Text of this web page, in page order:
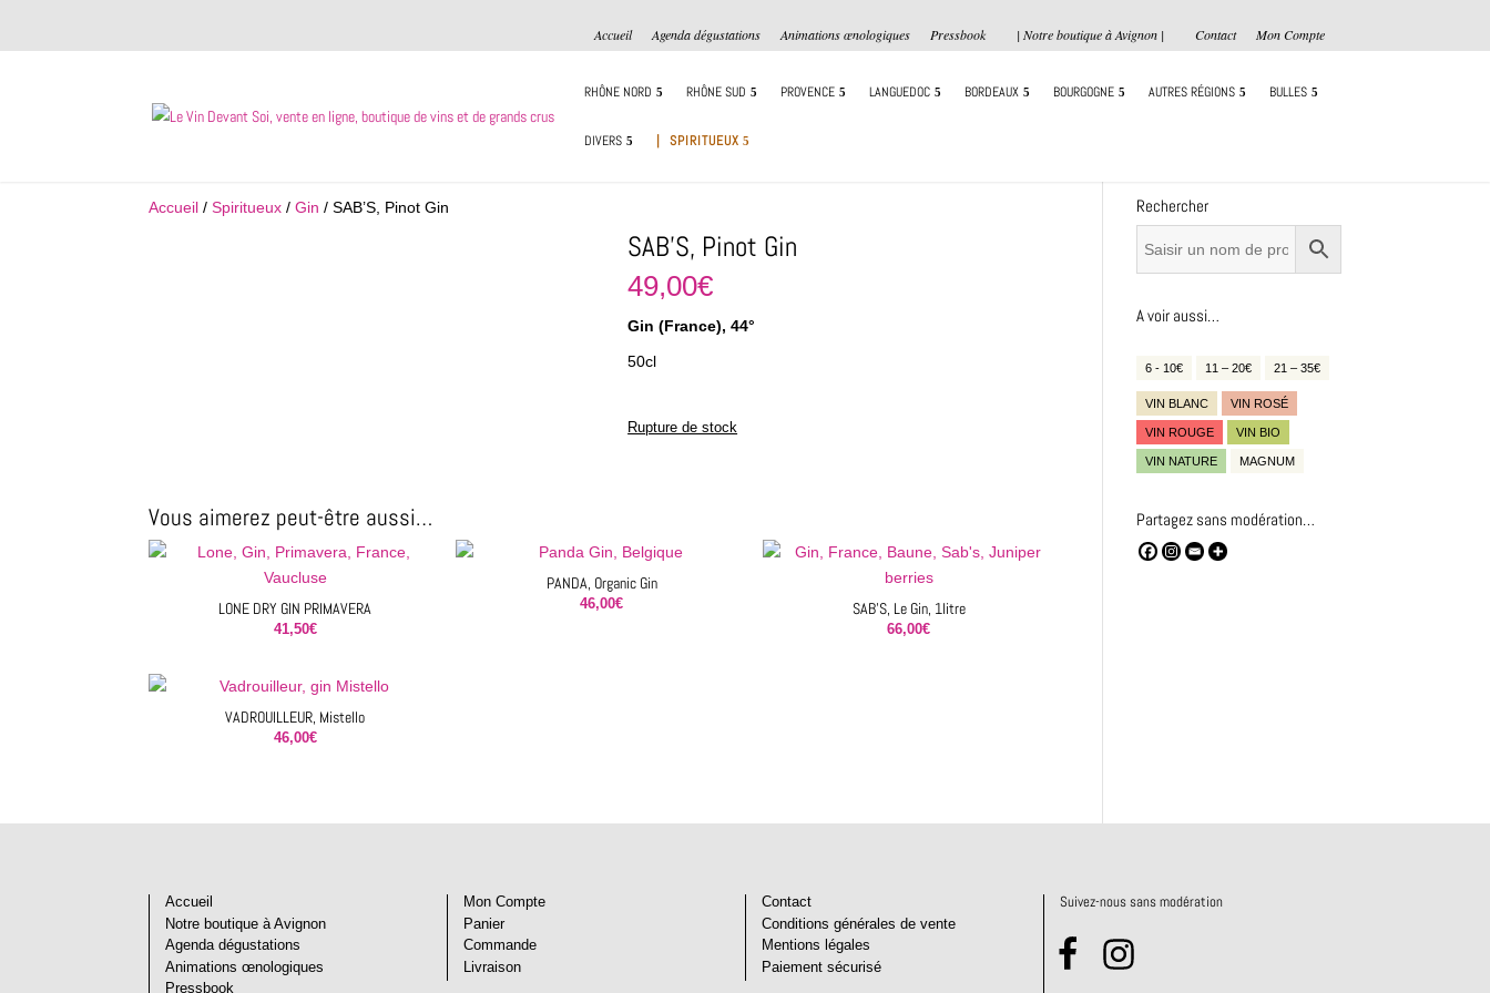
Accueil Agenda dégustations Animations œnologiques Pressbook | Notre boutique à Avignon | Contact Mon Compte
RHÔNE NORD RHÔNE SUD PROVENCE LANGUEDOC BORDEAUX BOURGOGNE AUTRES RÉGIONS BULLES
DIVERS | SPIRITUEUX
Accueil /Spiritueux /Gin / SAB’S, Pinot Gin
SAB’S, Pinot Gin
49,00€
Gin (France), 44°
50cl
Rupture de stock
Vous aimerez peut-être aussi…
LONE DRY GIN PRIMAVERA
41,50€
PANDA, Organic Gin
46,00€ SAB’S, Le Gin, 1litre
66,00€
VADROUILLEUR, Mistello
46,00€
Rechercher
A voir aussi…
6 - 10€ 11 – 20€ 21 – 35€
VIN BLANC VIN ROSÉ
VIN ROUGE VIN BIO
VIN NATURE MAGNUM
Partagez sans modération…
Accueil
Notre boutique à Avignon
Agenda dégustations
Animations œnologiques
Pressbook
Mon Compte
Panier
Commande
Livraison
Contact
Conditions générales de vente
Mentions légales
Paiement sécurisé
Suivez-nous sans modération